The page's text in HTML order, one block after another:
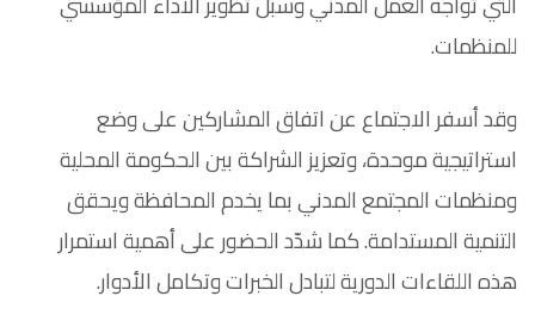
للمنظمات.
وقد أسفر الاجتماع عن اتفاق المشاركين على وضع
استراتيجية موحدة، وتعزيز الشراكة بين الحكومة المحلية
ومنظمات المجتمع المدني بما يخدم المحافظة ويحقق
التنمية المستدامة. كما شدّد الحضور على أهمية استمرار
هذه اللقاءات الدورية لتبادل الخبرات وتكامل الأدوار.